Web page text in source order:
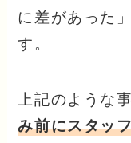
に差があった
す。
上記のような
み前にスタッ